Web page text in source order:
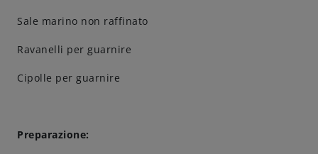
Sale marino non raffinato
Ravanelli per guarnire
Cipolle per guarnire
Preparazione: